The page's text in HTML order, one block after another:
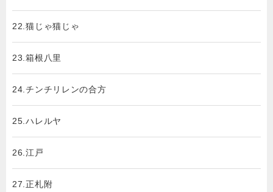
22.猫じゃ猫じゃ
23.箱根八里
24.チンチリレンの合方
25.ハレルヤ
26.江戸
27.正札附